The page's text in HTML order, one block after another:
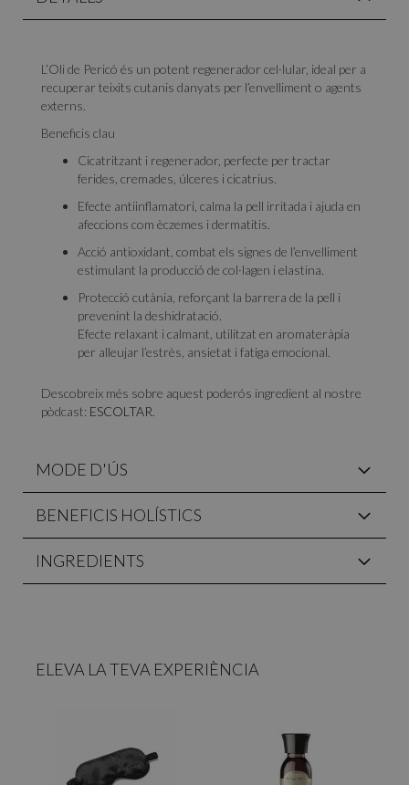
L’Oli de Pericó és un potent regenerador cel·lular, ideal per a
recuperar teixits cutanis danyats per l’envelliment o agents
externs.
Beneficis clau
Cicatritzant i regenerador, perfecte per tractar
ferides, cremades, úlceres i cicatrius.
Efecte antiinflamatori, calma la pell irritada i ajuda en
afeccions com èczemes i dermatitis.
Acció antioxidant, combat els signes de l’envelliment
estimulant la producció de col·lagen i elastina.
Protecció cutània, reforçant la barrera de la pell i
prevenint la deshidratació.
Efecte relaxant i calmant, utilitzat en aromateràpia
per alleujar l’estrès, ansietat i fatiga emocional.
Descobreix més sobre aquest poderós ingredient al nostre
pòdcast: ESCOLTAR
MODE D'ÚS
BENEFICIS HOLÍSTICS
INGREDIENTS
ELEVA LA TEVA EXPERIÈNCIA